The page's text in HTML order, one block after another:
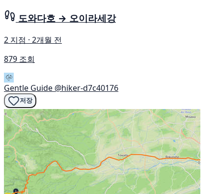
도와다호 → 오이라세강
2 지점 · 2개월 전
879 조회
Gentle Guide @hiker-d7c40176
저장